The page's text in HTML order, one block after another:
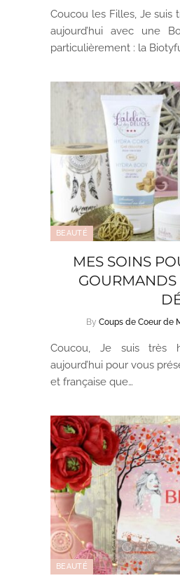
Coucou les Filles, Je
aujourd’hui avec une
particulièrement : la
BEAUTÉ
MES SOINS
GOURMANDS
By Coups de Coeur de
Coucou, Je suis très
aujourd’hui pour vous
et française que…
BEAUTÉ